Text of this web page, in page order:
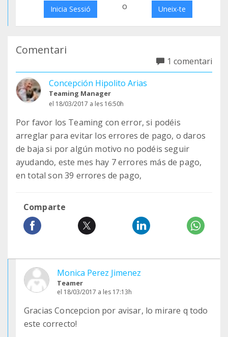
Inicia Sessió o Uneix-te
Comentari
1 comentari
Concepción Hipolito Arias
Teaming Manager
el 18/03/2017 a les 16:50h
Por favor los Teaming con error, si podéis
arreglar para evitar los errores de pago, o daros
de baja si por algún motivo no podéis seguir
ayudando, este mes hay 7 errores más de pago,
en total son 39 errores de pago,
Comparte
Monica Perez Jimenez
Teamer
el 18/03/2017 a les 17:13h
Gracias Concepcion por avisar, lo mirare q todo
este correcto!